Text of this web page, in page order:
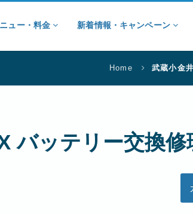
ュー・料金 新着情報・キャンペーン
Home 武蔵小金
ッテリー交換修